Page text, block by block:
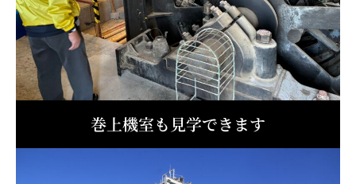
巻上機室も見学できます